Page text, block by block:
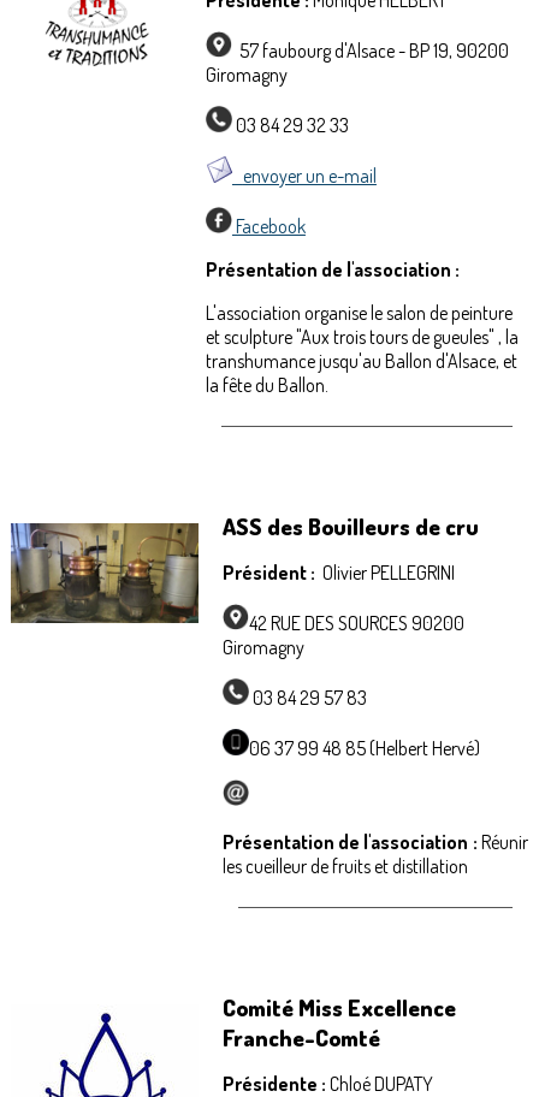
57 faubourg d'Alsace - BP 19, 90200
Giromagny
03 84 29 32 33
envoyer un e-mail
Facebook
Présentation de l'association :
L'association organise le salon de peinture
et sculpture "Aux trois tours de gueules" , la
transhumance jusqu'au Ballon d'Alsace, et
la fête du Ballon.
ASS des Bouilleurs de cru
Président : Olivier PELLEGRINI
42 RUE DES SOURCES 90200
Giromagny
03 84 29 57 83
06 37 99 48 85 (Helbert Hervé)
Présentation de l'association : Réunir
les cueilleur de fruits et distillation
Comité Miss Excellence
Franche-Comté
Présidente : Chloé DUPATY